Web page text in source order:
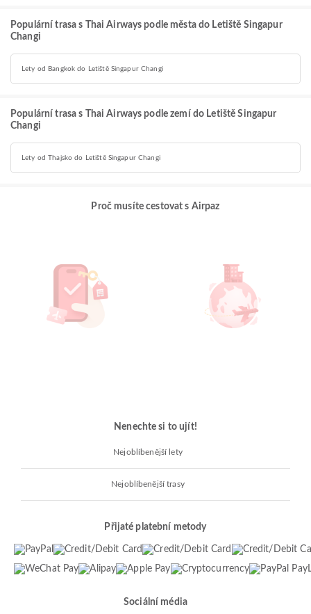
Populární trasa s Thai Airways podle města do Letiště Singapur
Changi
Lety od Bangkok do Letiště Singapur Changi
Populární trasa s Thai Airways podle zemí do Letiště Singapur
Changi
Lety od Thajsko do Letiště Singapur Changi
Proč musíte cestovat s Airpaz
Nenechte si to ujít!
Nejoblíbenější lety
Nejoblíbenější trasy
Přijaté platební metody
Sociální média